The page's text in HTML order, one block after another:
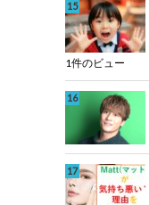
1件のビュー